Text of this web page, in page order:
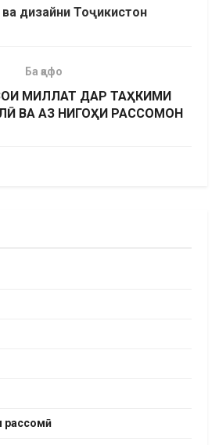
дизайни Тоҷикистон
Ба қафо
МИЛЛАТ ДАР ТАҲКИМИ
ВА АЗ НИГОҲИ РАССОМОН
рассомӣ